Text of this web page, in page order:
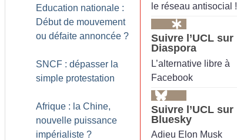
Education nationale :
Début de mouvement
ou défaite annoncée ?
SNCF : dépasser la
simple protestation
Afrique : la Chine,
nouvelle puissance
impérialiste ?
le réseau antisocial !
Suivre l’UCL sur
Diaspora
L’alternative libre à
Facebook
Suivre l’UCL sur
Bluesky
Adieu Elon Musk